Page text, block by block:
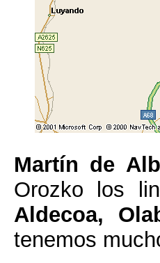
Martín de
Orozko los
Aldecoa,
tenemos